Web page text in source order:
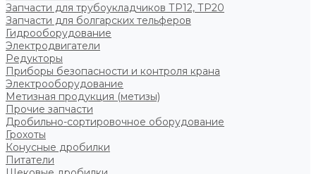
Запчасти для трубоукладчиков ТР12, ТР20
Запчасти для болгарских тельферов
Гидрооборудование
Электродвигатели
Редукторы
Приборы безопасности и контроля крана
Электрооборудование
Метизная продукция (метизы)
Прочие запчасти
Дробильно-сортировочное оборудование
Грохоты
Конусные дробилки
Питатели